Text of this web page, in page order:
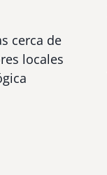
cerca de
locales